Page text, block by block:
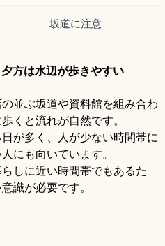
坂道に注意
方は水辺が歩きやすい
並ぶ坂道や資料館を組み合わ
くと流れが自然です。
が多く、人が少ない時間帯に
にも向いています。
しに近い時間帯でもあるた
識が必要です。